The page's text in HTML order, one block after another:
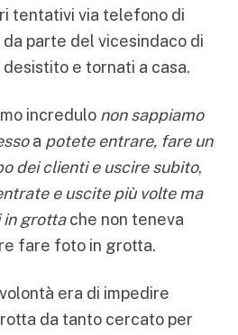
tentativi via telefono di
parte del vicesindaco di
e tornati a casa.
incredulo non sappiamo
a potete entrare, fare un
dei clienti e uscire subito,
e uscite più volte ma
in grottache non teneva
fare foto in grotta.
era di impedire
da tanto cercato per